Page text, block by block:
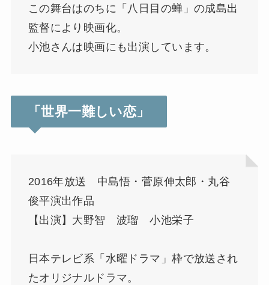
この舞台はのちに「八日目の蝉」の成島出
監督により映画化。
小池さんは映画にも出演しています。
「世界一難しい恋」
2016年放送 中島悟・菅原伸太郎・丸谷
俊平演出作品
【出演】大野智 波瑠 小池栄子
日本テレビ系「水曜ドラマ」枠で放送され
たオリジナルドラマ。